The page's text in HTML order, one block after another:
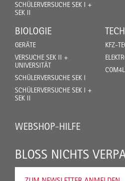
SCHÜLERVERSUCHE SEK I +
SEK II
BIOLOGIE
GERÄTE
VERSUCHE SEK II +
UNIVERSITÄT
SCHÜLERVERSUCHE SEK I
SCHÜLERVERSUCHE SEK I +
SEK II
KFZ-
WEBSHOP-HILFE
BLOSS NICHTS